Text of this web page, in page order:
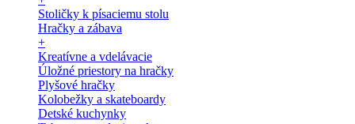
Stoličky k písaciemu stolu
Hračky a zábava
+
Kreatívne a vdelávacie
Úložné priestory na hračky
Plyšové hračky
Kolobežky a skateboardy
Detské kuchynky